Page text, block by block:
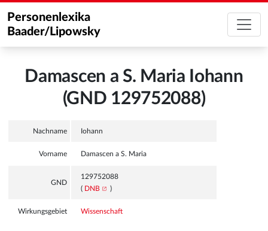
Personenlexika
Baader/Lipowsky
Damascen a S. Maria Iohann
(GND 129752088)
Nachname Iohann
Vorname Damascen a S. Maria
GND
129752088
( DNB )
Wirkungsgebiet Wissenschaft